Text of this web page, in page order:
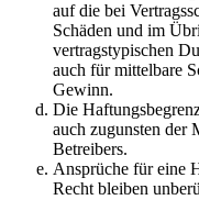
auf die bei
Schäden und im
vertragstypischen
auch für mittelbare
Gewinn.
Die
auch zugunsten der
Betreibers.
Ansprüche für eine
Recht bleiben